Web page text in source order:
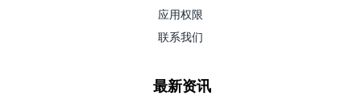
应用权限
联系我们
最新资讯